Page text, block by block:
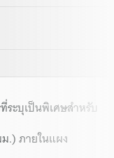
ระบุเป็นพิเศษสำหรับ
.) ภายในแผง